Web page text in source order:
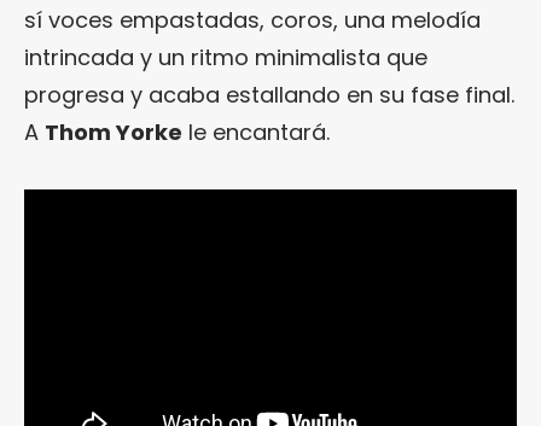
sí voces empastadas, coros, una melodía
intrincada y un ritmo minimalista que
progresa y acaba estallando en su fase final.
A Thom Yorke le encantará.